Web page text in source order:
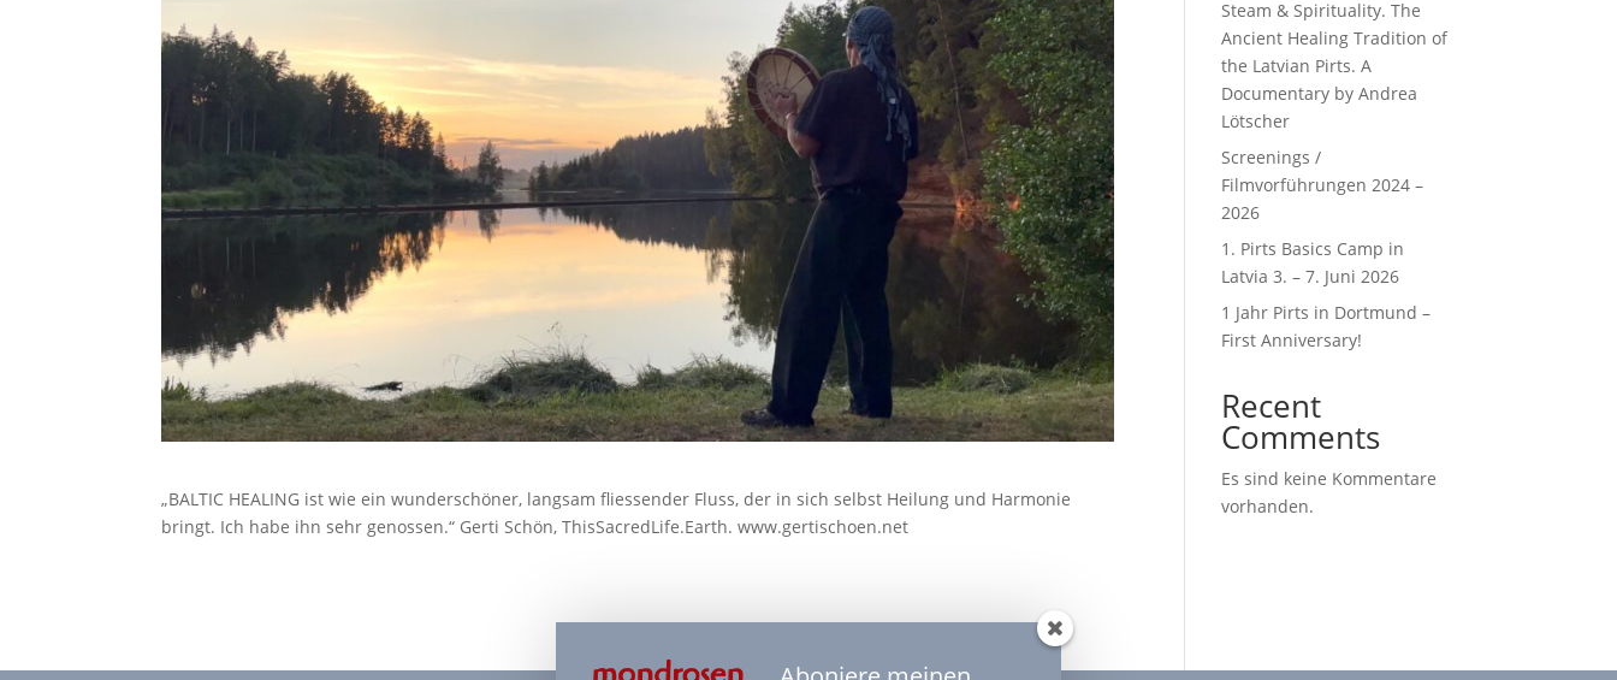
„BALTIC HEALING ist wie ein wunderschöner, langsam fliessender Fluss, der in sich selbst Heilung und Harmonie
bringt. Ich habe ihn sehr genossen.“ Gerti Schön, ThisSacredLife.Earth. www.gertischoen.net
Steam & Spirituality. The
Ancient Healing Tradition of
the Latvian Pirts. A
Documentary by Andrea
Lötscher
Screenings /
Filmvorführungen 2024 –
2026
1. Pirts Basics Camp in
Latvia 3. – 7. Juni 2026
1 Jahr Pirts in Dortmund –
First Anniversary!
Recent
Comments
Es sind keine Kommentare
vorhanden.